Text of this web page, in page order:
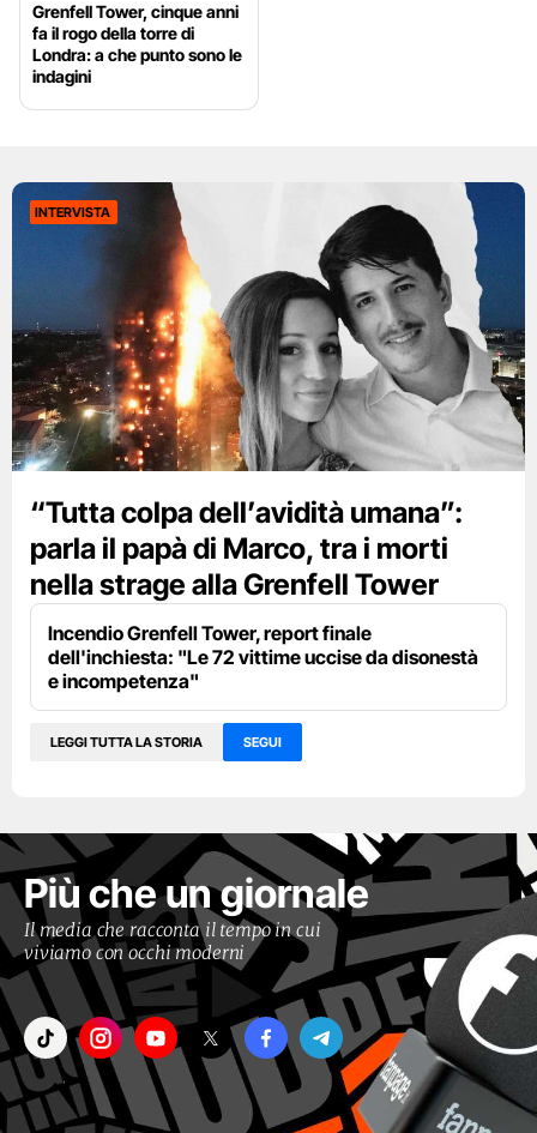
Grenfell Tower, cinque anni
fa il rogo della torre di
Londra: a che punto sono le
indagini
INTERVISTA
“Tutta colpa dell’avidità umana”:
parla il papà di Marco, tra i morti
nella strage alla Grenfell Tower
Incendio Grenfell Tower, report finale
dell'inchiesta: "Le 72 vittime uccise da disonestà
e incompetenza"
LEGGI TUTTA LA STORIA SEGUI
Più che un giornale
Il media che racconta il tempo in cui
viviamo con occhi moderni